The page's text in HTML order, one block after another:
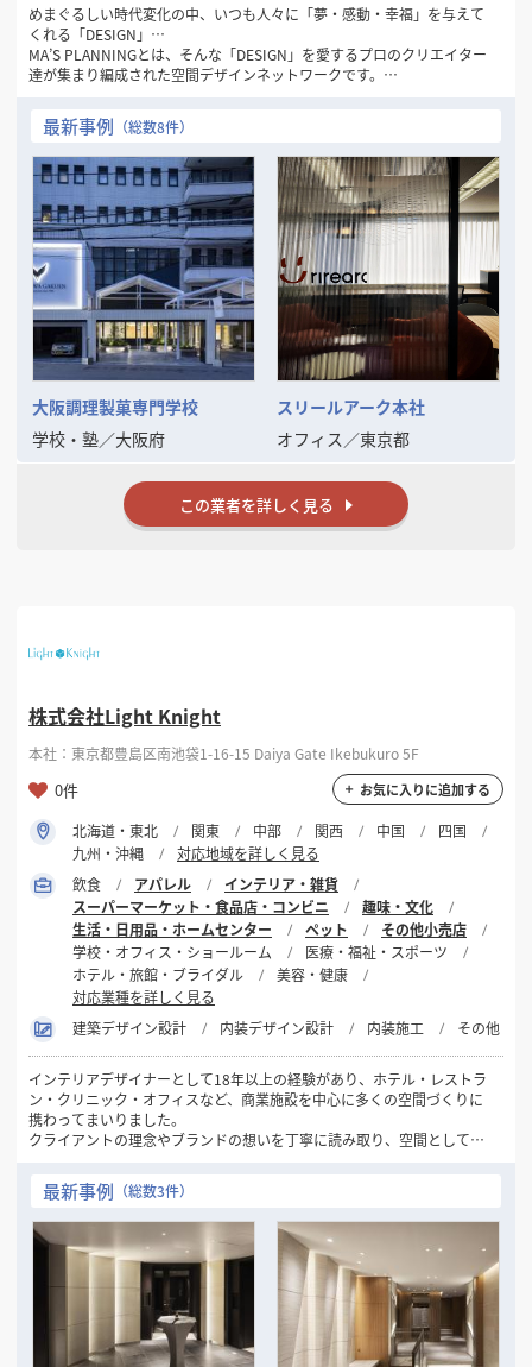
めまぐるしい時代変化の中、いつも人々に「夢・感動・幸福」を与えて
くれる「DESIGN」…
MA’S PLANNINGとは、そんな「DESIGN」を愛するプロのクリエイター
達が集まり編成された空間デザインネットワークです。
1981年の創設以来32年間にわたり一貫して“人々にデザインを通して幸
せを感じてもらいたい…”
というシンプルなコンセプトを念頭に「愛のあるDESIGN」を数多くの
お客様に提供してまいりました。
現代のトレンド・ニーズの変化は一層加速し本質の見極めが困難となる
中、この思いを忘れず、変化を的確に捉えながらもけっして流されるこ
とのない
「普遍的DESIGNの可能性」をさらに追求してまいります。
そして、数々の商空間、住空間プランニングで培った確かな経験と実績
を裏付けに
お客様の良きビジネスパートナーとして「最良の空間づくり」をお手伝
いいたします。
最新事例 （総数8件）
大阪調理製菓専門学校
学校・塾／大阪府
スリールアーク本社
オフィス ／東京都
この業者を詳しく見る
株式会社Light Knight
本社：東京都豊島区南池袋1-16-15 Daiya Gate Ikebukuro 5F
0件 お気に入りに追加する
北海道・東北 関東 中部 関西 中国
四国
九州・沖縄
対応地域を詳しく見る
飲食
アパレル
インテリア・雑貨
スーパーマーケット・食品店・コンビニ
趣味・文化
生活・日用品・ホームセンター
ペット
その他小売店
学校・オフィス・ショールーム
医療・福祉・スポーツ
ホテル・旅館・ブライダル
美容・健康
対応業種を詳しく見る
建築デザイン設計
内装デザイン設計 内装施工 その他
インテリアデザイナーとして18年以上の経験があり、ホテル・レストラ
ン・クリニック・オフィスなど、商業施設を中心に多くの空間づくりに
携わってまいりました。
クライアントの理念やブランドの想いを丁寧に読み取り、空間として表
がらも、他にはないアイデアとデザインの力で、価値ある空間の実現を
目指してきました。
また、企画から竣工まで一貫して一人の担当者が対応する体制を大切に
しており、意図のぶれない進行や安心感にもご好評をいただいていま
デザインの力で空間の魅力や機能を高めたいとお考えの方と、ご一緒で
きる機会を心より楽しみにしております。
最新事例 （総数3件）